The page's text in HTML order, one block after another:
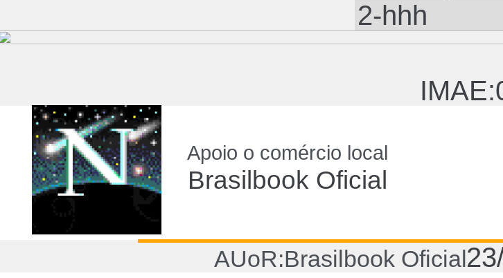
Apoio o comércio local
Brasilbook Oficial
AUoR:Brasilbook Oficial